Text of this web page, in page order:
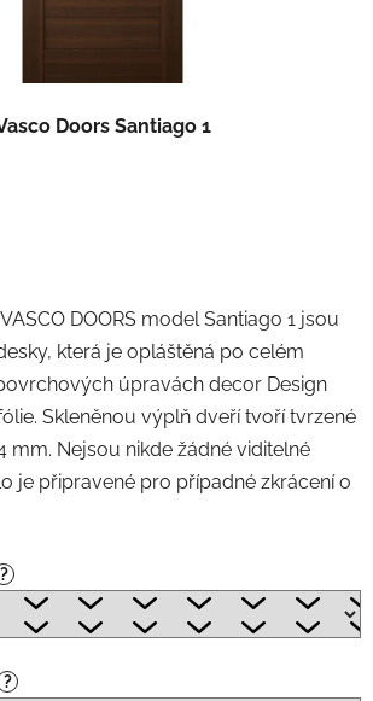
DOORS model Santiago 1 jsou
která je opláštěná po celém
úpravách decor Design
Skleněnou výplň dveří tvoří tvrzené
mm. Nejsou nikde žádné viditelné
je připravené pro případné zkrácení o
?
?
Doors Santiago 1